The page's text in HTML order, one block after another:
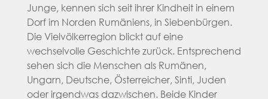
Junge, kennen sich seit ihrer Kindheit in einem
Dorf im Norden Rumäniens, in Siebenbürgen.
Die Vielvölkerregion blickt auf eine
wechselvolle Geschichte zurück. Entsprechend
sehen sich die Menschen als Rumänen,
Ungarn, Deutsche, Österreicher, Sinti, Juden
oder irgendwas dazwischen. Beide Kinder